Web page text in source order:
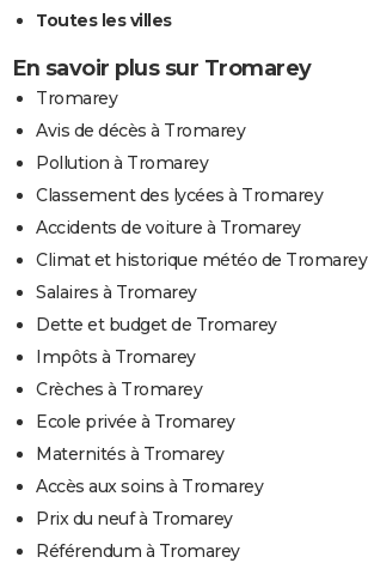
Toutes les villes
En savoir plus sur Tromarey
Tromarey
Avis de décès à Tromarey
Pollution à Tromarey
Classement des lycées à Tromarey
Accidents de voiture à Tromarey
Climat et historique météo de Tromarey
Salaires à Tromarey
Dette et budget de Tromarey
Impôts à Tromarey
Crèches à Tromarey
Ecole privée à Tromarey
Maternités à Tromarey
Accès aux soins à Tromarey
Prix du neuf à Tromarey
Référendum à Tromarey